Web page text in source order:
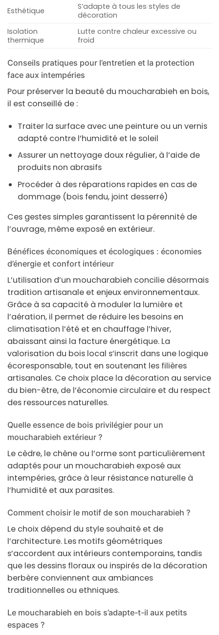
Esthétique
S’adapte à tous les styles de
décoration
Isolation
thermique
Lutte contre chaleur excessive ou
froid
Conseils pratiques pour l’entretien et la protection
face aux intempéries
Pour préserver la beauté du moucharabieh en bois,
il est conseillé de :
Traiter la surface avec une peinture ou un vernis
adapté contre l’humidité et le soleil
Assurer un nettoyage doux régulier, à l’aide de
produits non abrasifs
Procéder à des réparations rapides en cas de
dommage (bois fendu, joint desserré)
Ces gestes simples garantissent la pérennité de
l’ouvrage, même exposé en extérieur.
Bénéfices économiques et écologiques : économies
d’énergie et confort intérieur
L’utilisation d’un moucharabieh concilie désormais
tradition artisanale et enjeux environnementaux.
Grâce à sa capacité à moduler la lumière et
l’aération, il permet de réduire les besoins en
climatisation l’été et en chauffage l’hiver,
abaissant ainsi la facture énergétique. La
valorisation du bois local s’inscrit dans une logique
écoresponsable, tout en soutenant les filières
artisanales. Ce choix place la décoration au service
du bien-être, de l’économie circulaire et du respect
des ressources naturelles.
Quelle essence de bois privilégier pour un
moucharabieh extérieur ?
Le cèdre, le chêne ou l’orme sont particulièrement
adaptés pour un moucharabieh exposé aux
intempéries, grâce à leur résistance naturelle à
l’humidité et aux parasites.
Comment choisir le motif de son moucharabieh ?
Le choix dépend du style souhaité et de
l’architecture. Les motifs géométriques
s’accordent aux intérieurs contemporains, tandis
que les dessins floraux ou inspirés de la décoration
berbère conviennent aux ambiances
traditionnelles ou ethniques.
Le moucharabieh en bois s’adapte-t-il aux petits
espaces ?